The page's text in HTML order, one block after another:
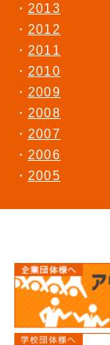
2013
2012
2011
2010
2009
2008
2007
2006
2005